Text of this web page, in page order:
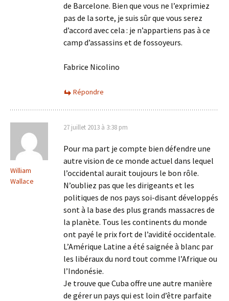
de Barcelone. Bien que vous ne l’exprimiez
pas de la sorte, je suis sûr que vous serez
d’accord avec cela : je n’appartiens pas à ce
camp d’assassins et de fossoyeurs.
Fabrice Nicolino
Répondre
William
Wallace
27 juillet 2013 à 3:38 pm
Pour ma part je compte bien défendre une
autre vision de ce monde actuel dans lequel
l’occidental aurait toujours le bon rôle.
N’oubliez pas que les dirigeants et les
politiques de nos pays soi-disant développés
sont à la base des plus grands massacres de
la planète. Tous les continents du monde
ont payé le prix fort de l’avidité occidentale.
L’Amérique Latine a été saignée à blanc par
les libéraux du nord tout comme l’Afrique ou
l’Indonésie.
Je trouve que Cuba offre une autre manière
de gérer un pays qui est loin d’être parfaite